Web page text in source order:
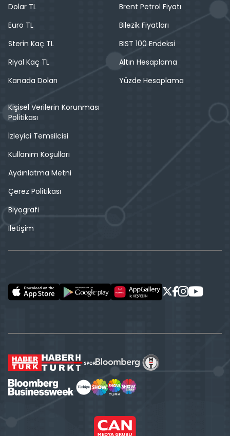
Dolar TL
Euro TL
Sterin Kaç TL
Riyal Kaç TL
Kanada Doları
Brent Petrol Fiyatı
Bilezik Fiyatları
BIST 100 Endeksi
Altın Hesaplama
Yüzde Hesaplama
Kişisel Verilerin Korunması
Politikası
İzleyici Temsilcisi
Kullanım Koşulları
Aydınlatma Metni
Çerez Politikası
Biyografi
İletişim